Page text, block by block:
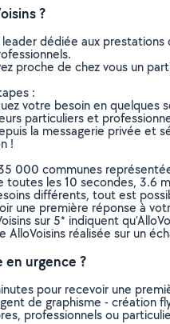
?
leader dédiée aux
proche de chez vous un
:
votre besoin en quelques
particuliers et
la messagerie privée et
!
000 communes
les 10 secondes, 3.6
différents, tout est
une première réponse à
sur 5* indiquent
AlloVoisins réalisée sur un
en urgence ?
pour recevoir une
de graphisme - création
professionnels ou